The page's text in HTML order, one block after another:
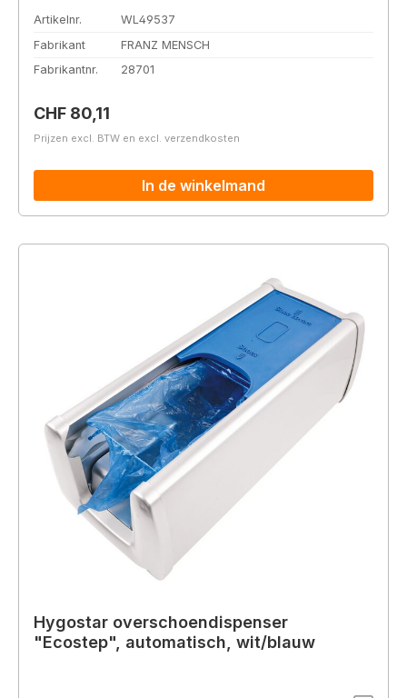
Artikelnr.
WL49537
Fabrikant
FRANZ MENSCH
Fabrikantnr.
28701
Normale prijs:
CHF 80,11
Prijzen excl. BTW en excl. verzendkosten
In de winkelmand
Hygostar overschoendispenser
"Ecostep", automatisch, wit/blauw